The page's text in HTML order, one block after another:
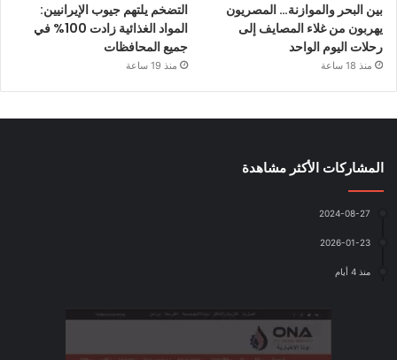
بين البحر والموازنة… المصريون
يهربون من غلاء المصايف إلى
رحلات اليوم الواحد
منذ 18 ساعة
التضخم يلتهم جيوب الإيرانيين:
المواد الغذائية زادت 100% في
جميع المحافظات
منذ 19 ساعة
المشاركات الأكثر مشاهدة
2024-08-27
2026-01-23
منذ 4 أيام